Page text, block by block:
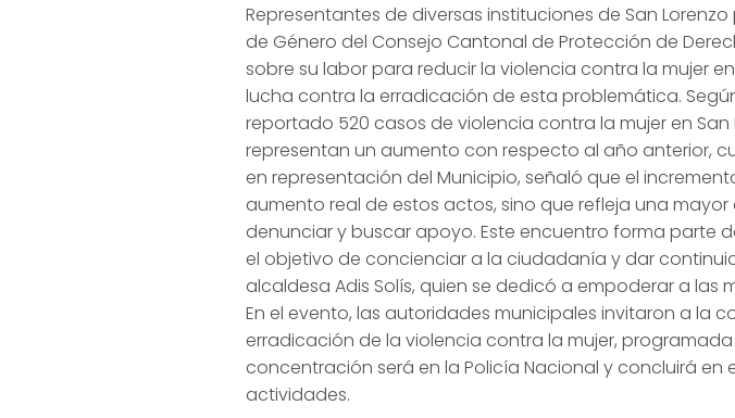
Representantes de diversas instituciones de San
de Género del Consejo Cantonal de Protección de
sobre su labor para reducir la violencia contra la mujer
lucha contra la erradicación de esta problemática.
reportado 520 casos de violencia contra la mujer en San
representan un aumento con respecto al año anterior,
en representación del Municipio, señaló que el
aumento real de estos actos, sino que refleja una
denunciar y buscar apoyo. Este encuentro forma parte
el objetivo de concienciar a la ciudadanía y dar
alcaldesa Adis Solís, quien se dedicó a empoderar a las
En el evento, las autoridades municipales invitaron a la
erradicación de la violencia contra la mujer, programada
concentración será en la Policía Nacional y concluirá
actividades.